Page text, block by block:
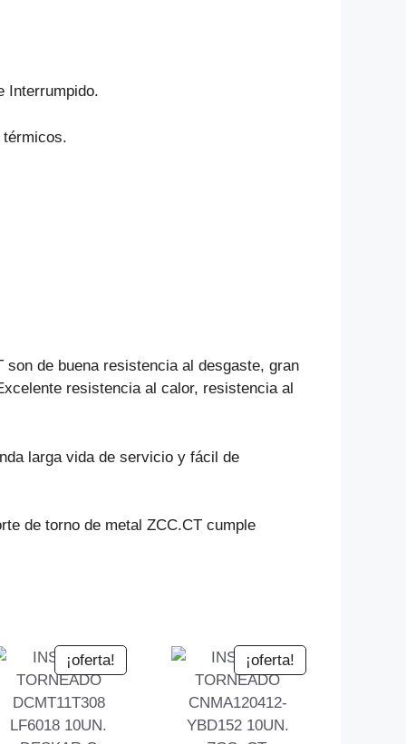
Interrumpido.
térmicos.
de buena resistencia al desgaste, gran
resistencia al calor, resistencia al
larga vida de servicio y fácil de
de torno de metal ZCC.CT cumple
¡oferta! ¡oferta!